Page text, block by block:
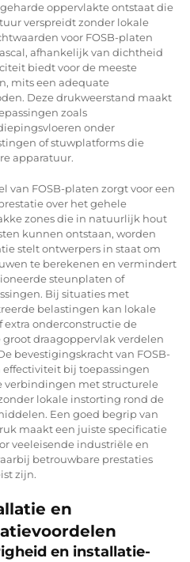
oppervlakte ontstaat die
verspreidt zonder lokale
voor FOSB-platen
afhankelijk van dichtheid
biedt voor de meeste
mits een adequate
Deze drukweerstand maakt
zoals
onder
of stuwplatforms die
apparatuur.
van FOSB-platen zorgt voor een
over het gehele
zones die in natuurlijk hout
kunnen ontstaan, worden
stelt ontwerpers in staat om
te berekenen en vermindert
steunplaten of
Bij situaties met
belastingen kan lokale
onderconstructie de
draagoppervlak verdelen
bevestigingskracht van FOSB-
bij toepassingen
verbindingen met structurele
lokale instorting rond de
Een goed begrip van
maakt een juiste specificatie
veeleisende industriële en
betrouwbare prestaties
zijn.
en
en installatie-